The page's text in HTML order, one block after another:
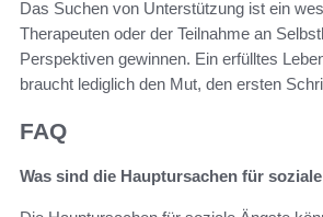
Das Suchen von Unterstützung ist ein
Therapeuten oder der Teilnahme an
Perspektiven gewinnen. Ein erfülltes
braucht lediglich den Mut, den ersten
FAQ
Was sind die Hauptursachen für